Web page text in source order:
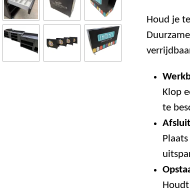
Houd je
Klop
te